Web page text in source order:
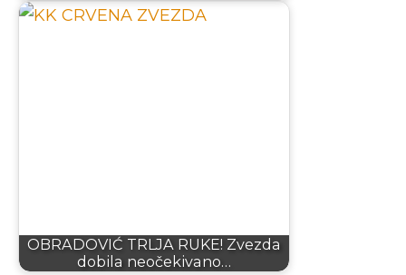
OBRADOVIĆ TRLJA RUKE! Zvezda
dobila neočekivano…